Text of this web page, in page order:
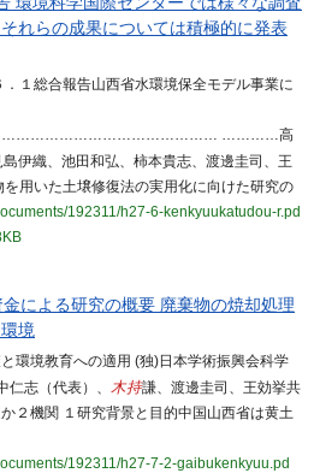
れらの成果については積極的に発表
１総合報告山西省水環境保全モデル事業に
…………高
島伊織、池田和弘、柿本貴志、渡邊圭司、王
用いた土壌修復法の実用化に向けた研究の
192311/h27-6-kenkyuukatudou-r.pd
による研究の概要 廃棄物の焼却処理
境
環境教育への適用 (独)日本学術振興会科学
志（代表）、 木持謙、渡邊圭司、王効挙共
２機関 １研究背景と目的中国山西省は黄土
192311/h27-7-2-gaibukenkyuu.pd